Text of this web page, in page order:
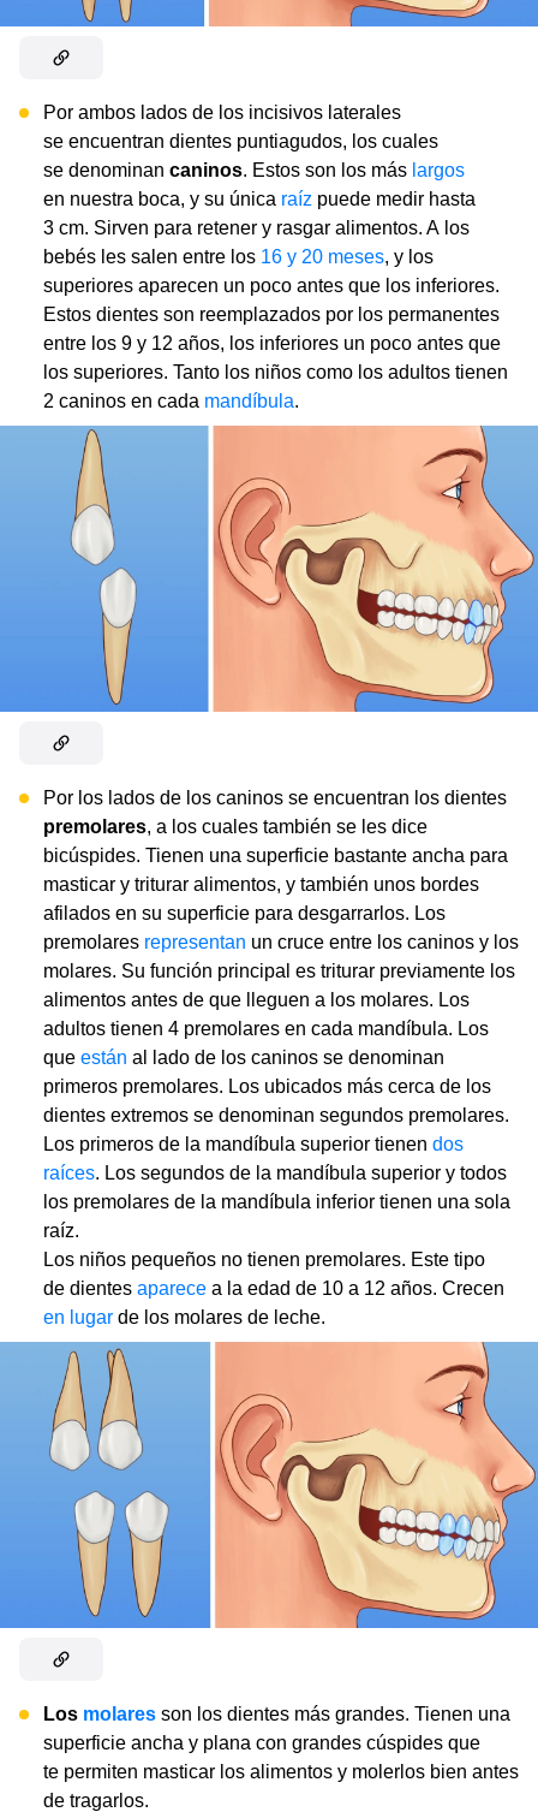
Por ambos lados de los incisivos laterales
se encuentran dientes puntiagudos, los cuales
se denominan caninos. Estos son los más largos
en nuestra boca, y su única raíz puede medir hasta
3 cm. Sirven ​​para retener y rasgar alimentos. A los
bebés les salen entre los 16 y 20 meses, y los
superiores aparecen un poco antes que los inferiores.
Estos dientes son reemplazados por los permanentes
entre los 9 y 12 años, los inferiores un poco antes que
los superiores. Tanto los niños como los adultos tienen
2 caninos en cada mandíbula.
Por los lados de los caninos se encuentran los dientes
premolares, a los cuales también se les dice
bicúspides. Tienen una superficie bastante ancha para
masticar y triturar alimentos, y también unos bordes
afilados en su superficie para desgarrarlos. Los
premolares representan un cruce entre los caninos y los
molares. Su función principal es triturar previamente los
alimentos antes de que lleguen a los molares. Los
adultos tienen 4 premolares en cada mandíbula. Los
que están al lado de los caninos se denominan
primeros premolares. Los ubicados más cerca de los
dientes extremos se denominan segundos premolares.
Los primeros de la mandíbula superior tienen dos
raíces. Los segundos de la mandíbula superior y todos
los premolares de la mandíbula inferior tienen una sola
raíz.
Los niños pequeños no tienen premolares. Este tipo
de dientes aparece a la edad de 10 a 12 años. Crecen
en lugar de los molares de leche.
Los molares son los dientes más grandes. Tienen una
superficie ancha y plana con grandes cúspides que
te permiten masticar los alimentos y molerlos bien antes
de tragarlos.